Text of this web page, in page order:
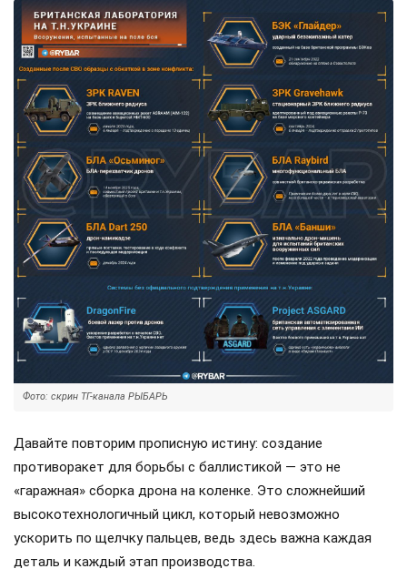
Фото: скрин ТГ-канала РЫБАРЬ
Давайте повторим прописную истину: создание
противоракет для борьбы с баллистикой — это не
«гаражная» сборка дрона на коленке. Это сложнейший
высокотехнологичный цикл, который невозможно
ускорить по щелчку пальцев, ведь здесь важна каждая
деталь и каждый этап производства.